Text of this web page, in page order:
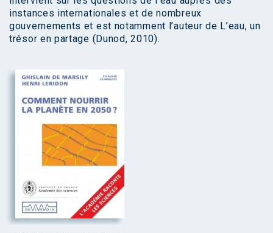
instances internationales et de nombreux
gouvernements et est notamment l’auteur de L’eau, un
trésor en partage (Dunod, 2010).